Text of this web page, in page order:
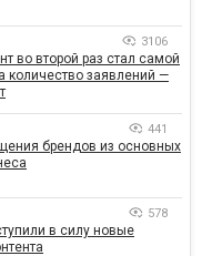
3106
во второй раз стал самой
количество заявлений —
441
брендов из основных
578
в силу новые